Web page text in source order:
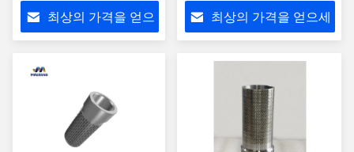
최상의 가격을 얻으 최상의 가격을 얻으세